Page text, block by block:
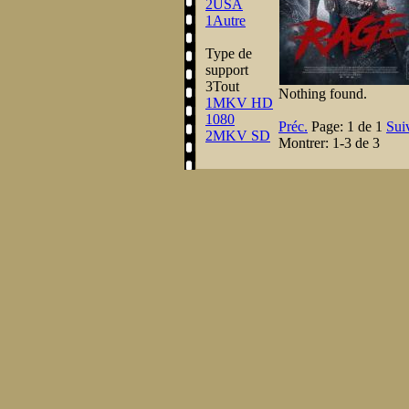
2USA
1Autre
Type de
support
3Tout
1MKV HD
1080
2MKV SD
Nothing found.
Préc. Page: 1 de 1
Montrer: 1-3 de 3